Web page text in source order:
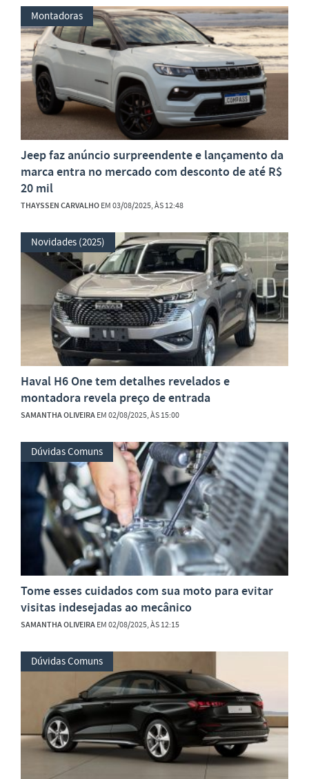
Montadoras
Jeep faz anúncio surpreendente e lançamento da
marca entra no mercado com desconto de até R$
20 mil
THAYSSEN CARVALHOEM 03/08/2025, ÀS 12:48
Novidades (2025)
Haval H6 One tem detalhes revelados e
montadora revela preço de entrada
SAMANTHA OLIVEIRAEM 02/08/2025, ÀS 15:00
Dúvidas Comuns
Tome esses cuidados com sua moto para evitar
visitas indesejadas ao mecânico
SAMANTHA OLIVEIRAEM 02/08/2025, ÀS 12:15
Dúvidas Comuns